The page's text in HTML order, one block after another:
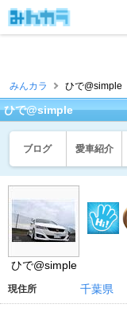
みんカラ ひで@simple
ひで@simple
ブログ 愛車紹介
ひで@simple
現住所 千葉県